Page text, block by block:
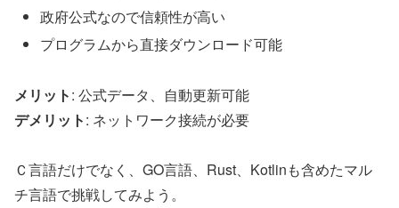
政府公式なので信頼性が高い
プログラムから直接ダウンロード可能
メリット: 公式データ、自動更新可能
デメリット: ネットワーク接続が必要
Ｃ言語だけでなく、GO言語、Rust、Kotlinも含めたマル
チ言語で挑戦してみよう。